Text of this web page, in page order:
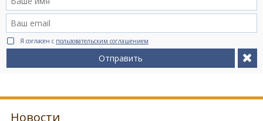
Я согласен с пользовательским соглашением
Отправить
Новости